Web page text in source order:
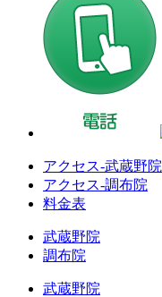
アクセス-武蔵野院
アクセス-調布院
料金表
武蔵野院
調布院
武蔵野院